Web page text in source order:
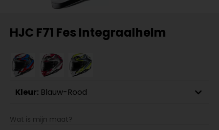
HJC F71 Fes Integraalhelm
Kleur: Blauw-Rood
Wat is mijn maat?